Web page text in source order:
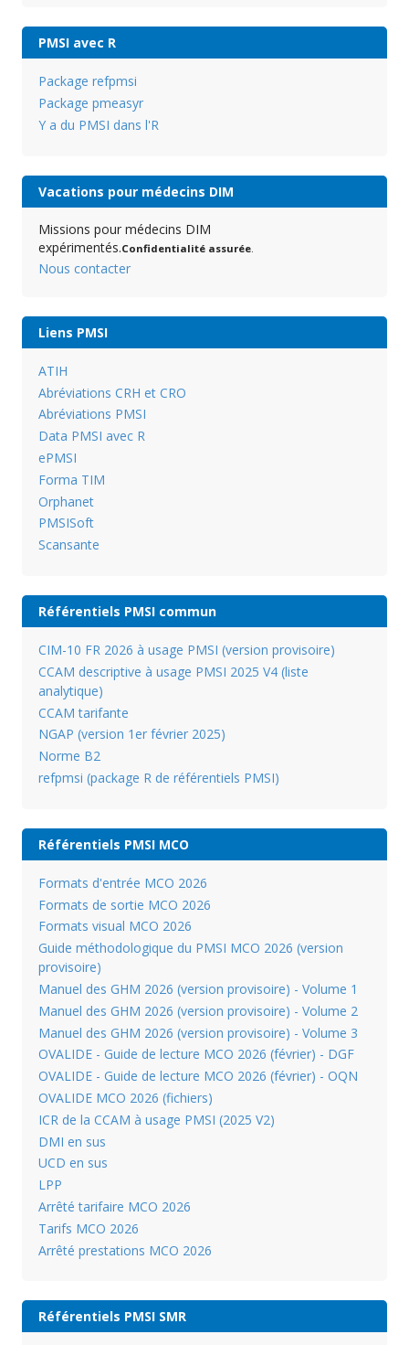
PMSI avec R
Package refpmsi
Package pmeasyr
Y a du PMSI dans l'R
Vacations pour médecins DIM
Missions pour médecins DIM
expérimentés.Confidentialité assurée.
Nous contacter
Liens PMSI
ATIH
Abréviations CRH et CRO
Abréviations PMSI
Data PMSI avec R
ePMSI
Forma TIM
Orphanet
PMSISoft
Scansante
Référentiels PMSI commun
CIM-10 FR 2026 à usage PMSI (version provisoire)
CCAM descriptive à usage PMSI 2025 V4 (liste
analytique)
CCAM tarifante
NGAP (version 1er février 2025)
Norme B2
refpmsi (package R de référentiels PMSI)
Référentiels PMSI MCO
Formats d'entrée MCO 2026
Formats de sortie MCO 2026
Formats visual MCO 2026
Guide méthodologique du PMSI MCO 2026 (version
provisoire)
Manuel des GHM 2026 (version provisoire) - Volume 1
Manuel des GHM 2026 (version provisoire) - Volume 2
Manuel des GHM 2026 (version provisoire) - Volume 3
OVALIDE - Guide de lecture MCO 2026 (février) - DGF
OVALIDE - Guide de lecture MCO 2026 (février) - OQN
OVALIDE MCO 2026 (fichiers)
ICR de la CCAM à usage PMSI (2025 V2)
DMI en sus
UCD en sus
LPP
Arrêté tarifaire MCO 2026
Tarifs MCO 2026
Arrêté prestations MCO 2026
Référentiels PMSI SMR